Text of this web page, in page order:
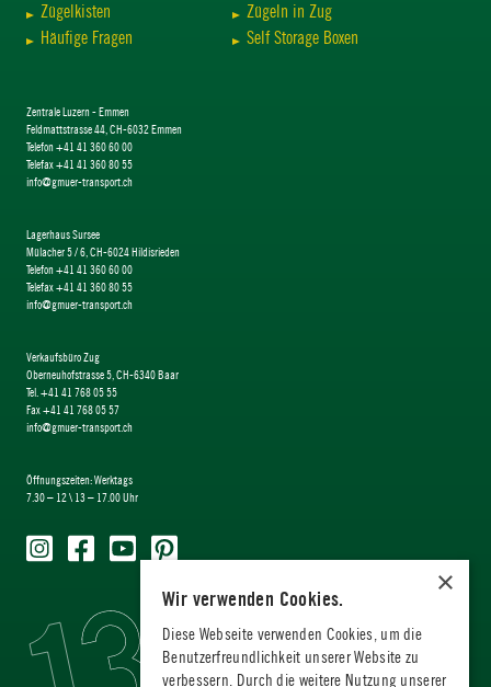
Zügelkisten
Häufige Fragen
Zügeln in Zug
Self Storage Boxen
Zentrale Luzern - Emmen
Feldmattstrasse 44, CH-6032 Emmen
Telefon +41 41 360 60 00
Telefax +41 41 360 80 55
info@gmuer-transport.ch
Lagerhaus Sursee
Mülacher 5 / 6, CH-6024 Hildisrieden
Telefon +41 41 360 60 00
Telefax +41 41 360 80 55
info@gmuer-transport.ch
Verkaufsbüro Zug
Oberneuhofstrasse 5, CH-6340 Baar
Tel. +41 41 768 05 55
Fax +41 41 768 05 57
info@gmuer-transport.ch
Öffnungszeiten: Werktags
7.30 – 12 \ 13 – 17.00 Uhr
×
Wir verwenden Cookies.
Diese Webseite verwenden Cookies, um die
Benutzerfreundlichkeit unserer Website zu
verbessern. Durch die weitere Nutzung unserer